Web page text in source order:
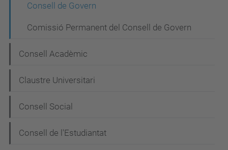
e
a
c
ó
Consell de Govern
Comissió Permanent del Consell de Govern
Consell Acadèmic
Claustre Universitari
Consell Social
Consell de l'Estudiantat